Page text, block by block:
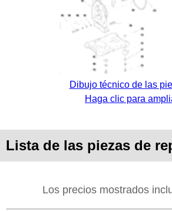
Dibujo técnico de las
Haga clic para
Lista de las piezas de
Los precios mostrados